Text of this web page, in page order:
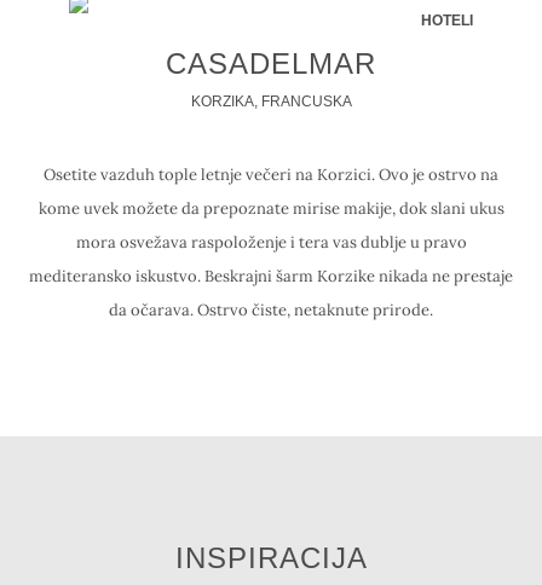
HOTELI
CASADELMAR
KORZIKA, FRANCUSKA
Osetite vazduh tople letnje večeri na Korzici. Ovo je ostrvo na
kome uvek možete da prepoznate mirise makije, dok slani ukus
mora osvežava raspoloženje i tera vas dublje u pravo
mediteransko iskustvo. Beskrajni šarm Korzike nikada ne prestaje
da očarava. Ostrvo čiste, netaknute prirode.
INSPIRACIJA